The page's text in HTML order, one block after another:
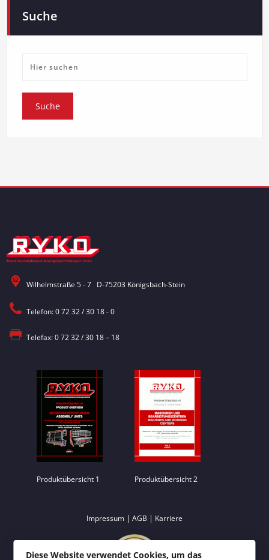
Suche
Wilhelmstraße 5 - 7 D-75203 Königsbach-Stein
Telefon: 0 72 32 / 30 18 - 0
Telefax: 0 72 32 / 30 18 – 18
Produktübersicht 1 Produktübersicht 2
Impressum | AGB | Karriere
Diese Website verwendet Cookies, um das